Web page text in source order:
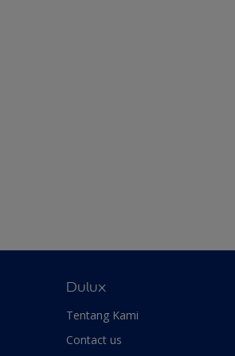
Dulux
Tentang Kami
Contact us